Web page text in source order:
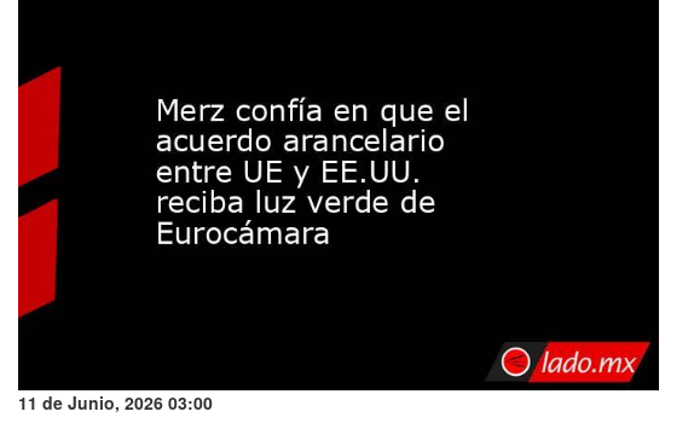
11 de Junio, 2026 03:00